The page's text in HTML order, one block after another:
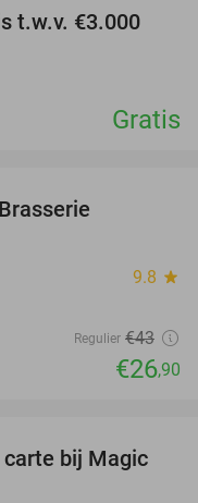
t.w.v. €3.000
Gratis
9.8 star
Regulier €43
€26,90
38%
bij Magic